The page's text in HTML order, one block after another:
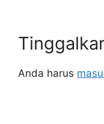
Anda harus